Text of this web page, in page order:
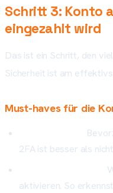
Schritt 3: Konto
eingezahlt wird
Das ist ein Schritt, den
Sicherheit ist am
Must-haves für die
2FA ist besser als
aktivieren. So